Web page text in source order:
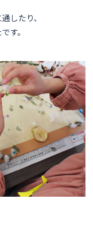
したり、
す。